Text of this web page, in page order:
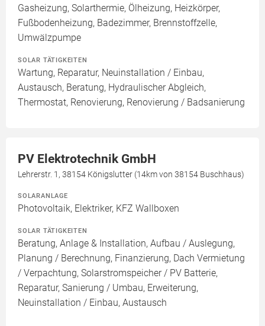
Gasheizung, Solarthermie, Ölheizung, Heizkörper,
Fußbodenheizung, Badezimmer, Brennstoffzelle,
Umwälzpumpe
SOLAR TÄTIGKEITEN
Wartung, Reparatur, Neuinstallation / Einbau,
Austausch, Beratung, Hydraulischer Abgleich,
Thermostat, Renovierung, Renovierung / Badsanierung
PV Elektrotechnik GmbH
Lehrerstr. 1, 38154 Königslutter (14km von 38154 Buschhaus)
SOLARANLAGE
Photovoltaik, Elektriker, KFZ Wallboxen
SOLAR TÄTIGKEITEN
Beratung, Anlage & Installation, Aufbau / Auslegung,
Planung / Berechnung, Finanzierung, Dach Vermietung
/ Verpachtung, Solarstromspeicher / PV Batterie,
Reparatur, Sanierung / Umbau, Erweiterung,
Neuinstallation / Einbau, Austausch